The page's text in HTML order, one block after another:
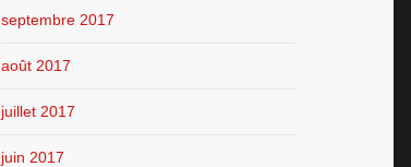
septembre 2017
août 2017
juillet 2017
juin 2017